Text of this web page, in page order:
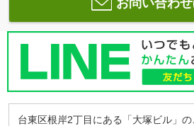
お問い合わ
台東区根岸2丁目にある「大塚ビル」の